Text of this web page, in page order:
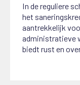
In de reguliere
het
aantrekkelijk
administratieve
biedt rust en